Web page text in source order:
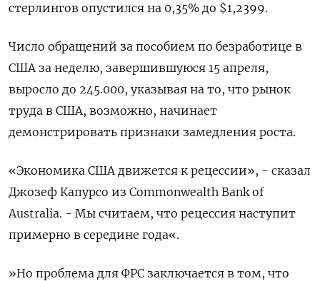
стерлингов опустился на 0,35% до $1,2399​.
Число обращений за пособием по безработице в
США за неделю, завершившуюся 15 апреля,
выросло до 245.000​​​​, указывая на то, что рынок
труда в США, возможно, начинает
демонстрировать признаки замедления роста.
«Экономика США движется к рецессии», - сказал
Джозеф Капурсо из Commonwealth Bank of
Australia. - Мы считаем, что рецессия наступит
примерно в середине года«.
»Но проблема для ФРС заключается в том, что